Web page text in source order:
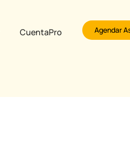
CuentaPro Agendar